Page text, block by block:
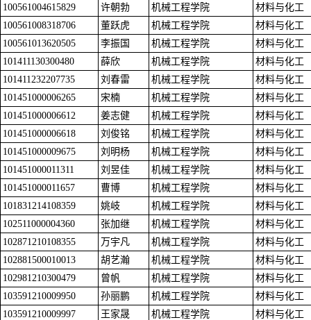
100561004615829
许朝勃 机械工程学院
材料与化工
100561008318706
董跃虎 机械工程学院
材料与化工
100561013620505
李振国 机械工程学院
材料与化工
101411130300480
薛欣 机械工程学院
材料与化工
101411232207735
刘春雷 机械工程学院
材料与化工
101451000006265
宋楠 机械工程学院
材料与化工
101451000006612
姜志健 机械工程学院
材料与化工
101451000006618
刘俊铭 机械工程学院
材料与化工
101451000009675
刘明杨 机械工程学院
材料与化工
101451000011311
刘昱佳 机械工程学院
材料与化工
101451000011657
曹博 机械工程学院
材料与化工
101831214108359
姚岐 机械工程学院
材料与化工
102511000004360
张加继 机械工程学院
材料与化工
102871210108355
万宇凡 机械工程学院
材料与化工
102881500010013
胡艺瀚 机械工程学院
材料与化工
102981210300479
曾帆 机械工程学院
材料与化工
103591210009950
孙丽鹏 机械工程学院
材料与化工
103591210009997
王家晟 机械工程学院
材料与化工